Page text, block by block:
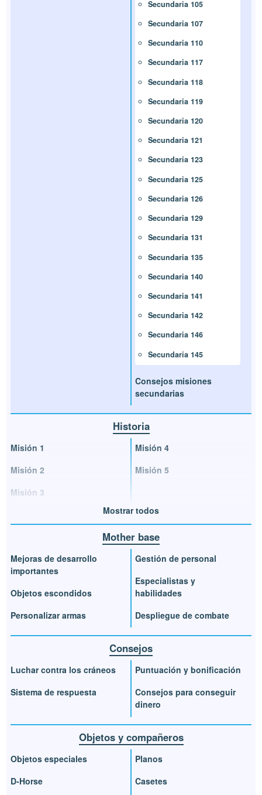
Secundaria 105
Secundaria 107
Secundaria 110
Secundaria 117
Secundaria 118
Secundaria 119
Secundaria 120
Secundaria 121
Secundaria 123
Secundaria 125
Secundaria 126
Secundaria 129
Secundaria 131
Secundaria 135
Secundaria 140
Secundaria 141
Secundaria 142
Secundaria 146
Secundaria 145
Consejos misiones
secundarias
Historia
Misión 1
Misión 2
Misión 3
Misión 4
Misión 5
Mostrar todos
Mother base
Mejoras de desarrollo
importantes
Objetos escondidos
Personalizar armas
Gestión de personal
Especialistas y
habilidades
Despliegue de combate
Consejos
Luchar contra los cráneos
Sistema de respuesta
Puntuación y bonificación
Consejos para conseguir
dinero
Objetos y compañeros
Objetos especiales
D-Horse
Planos
Casetes